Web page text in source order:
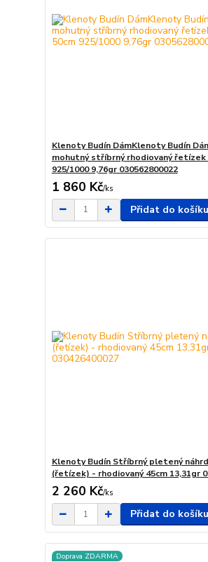
Klenoty Budín DámKlenoty Budín
mohutný stříbrný rhodiovaný řetízek
925/1000 9,76gr 030562800022
1 860 Kč/ks
Přidat do košíku
Klenoty Budín Stříbrný pletený
(řetízek) - rhodiovaný 45cm 13,31gr
2 260 Kč/ks
Přidat do košíku
Doprava ZDARMA